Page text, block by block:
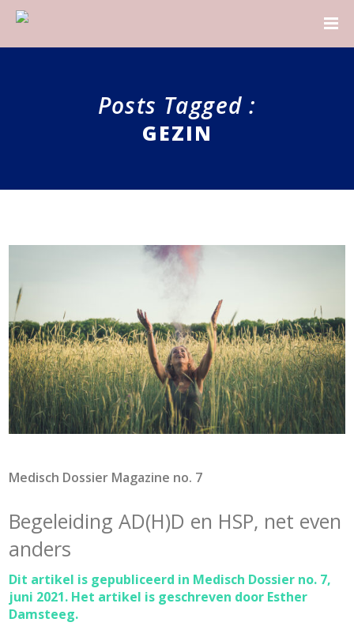
Posts Tagged :
GEZIN
Medisch Dossier Magazine no. 7
Begeleiding AD(H)D en HSP, net even
anders
Dit artikel is gepubliceerd in Medisch Dossier no. 7,
juni 2021. Het artikel is geschreven door Esther
Damsteeg.